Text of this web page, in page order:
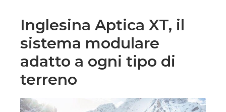
Inglesina Aptica XT, il
sistema modulare
adatto a ogni tipo di
terreno